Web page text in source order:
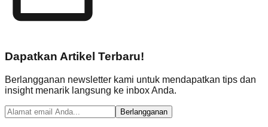
Dapatkan Artikel Terbaru!
Berlangganan newsletter kami untuk mendapatkan tips dan
insight menarik langsung ke inbox Anda.
Berlangganan